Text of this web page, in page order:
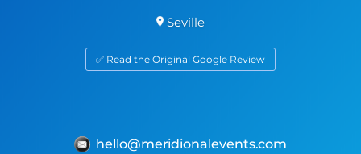
Seville
✅ Read the Original Google Review